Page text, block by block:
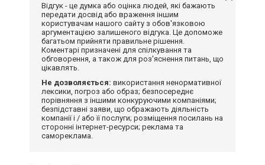
Відгук - це думка або оцінка людей, які бажають
передати досвід або враження іншим
користувачам нашого сайту з обов'язковою
аргументацією залишеного відгука. Це допоможе
багатьом прийняти правильне рішення.
Коментарі призначені для спілкування та
обговорення, а також для роз'яснення питань, що
цікавлять.
Не дозволяється: використання ненормативної
лексики, погроз або образ; безпосереднє
порівняння з іншими конкуруючими компаніями;
безпідставні заяви, що ображають діяльність
компанії і / або її послуги; розміщення посилань на
сторонні інтернет-ресурси; реклама та
самореклама.